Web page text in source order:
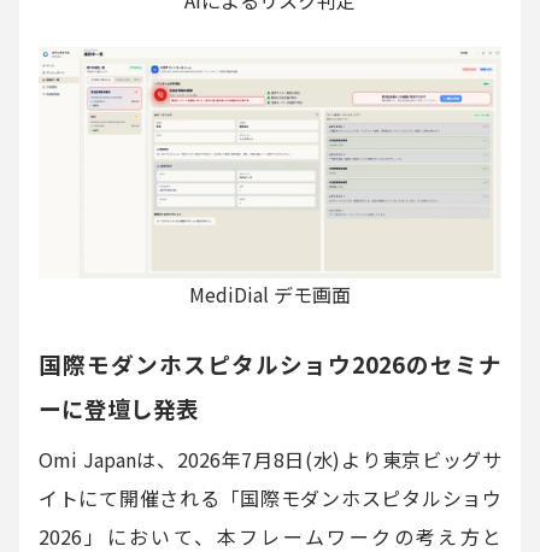
MediDial デモ画面
国際モダンホスピタルショウ2026のセミナ
ーに登壇し発表
Omi Japanは、2026年7月8日(水)より東京ビッグサ
イトにて開催される「国際モダンホスピタルショウ
2026」において、本フレームワークの考え方と